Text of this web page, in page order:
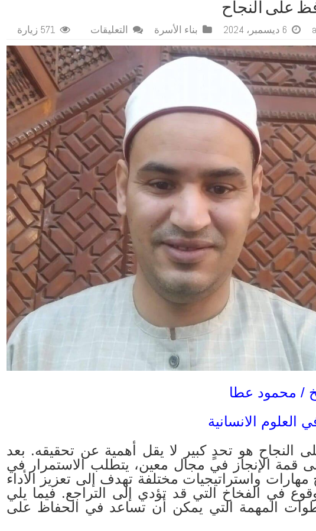
على النجاح
6 ديسمبر، 2024 بناء الأسرة التعليقات
تحافظ
على
النجاح
مغلقة
571 زيارة
/ محمود عطا
العلوم الانسانية
النجاح هو تحدٍ كبير لا يقل أهمية عن تحقيقه. بعد
قمة الإنجاز في مجال معين، يتطلب الاستمرار في
مهارات واستراتيجيات مختلفة تهدف إلى تعزيز الأداء
في الفخاخ التي قد تؤدي إلى التراجع. فيما يلي
المهمة التي يمكن أن تساعد في الحفاظ على